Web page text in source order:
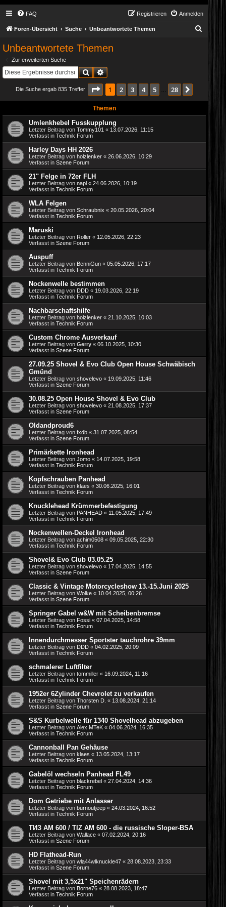
FAQ Anmelden
Registrieren
Foren-Übersicht Suche Unbeantwortete Themen
Unbeantwortete Themen
Zur erweiterten Suche
SucheErweiterte Suche
Die Suche ergab 835 Treffer Seite 1von 28
1 2 3 4 5 28
Themen
Umlenkhebel Fusskupplung
Letzter Beitrag von Tommy101 « 13.07.2026, 11:15
Verfasst in Technik Forum
Harley Days HH 2026
Letzter Beitrag von holzlenker « 26.06.2026, 10:29
Verfasst in Szene Forum
21" Felge in 72er FLH
Letzter Beitrag von napl « 24.06.2026, 10:19
Verfasst in Technik Forum
WLA Felgen
Letzter Beitrag von Schraubnix « 20.05.2026, 20:04
Verfasst in Technik Forum
Maruski
Letzter Beitrag von Roller « 12.05.2026, 22:23
Verfasst in Szene Forum
Auspuff
Letzter Beitrag von BenniGun « 05.05.2026, 17:17
Verfasst in Technik Forum
Nockenwelle bestimmen
Letzter Beitrag von DDD « 19.03.2026, 22:19
Verfasst in Technik Forum
Nachbarschaftshilfe
Letzter Beitrag von holzlenker « 21.10.2025, 10:03
Verfasst in Technik Forum
Custom Chrome Ausverkauf
Letzter Beitrag von Gerry « 06.10.2025, 10:30
Verfasst in Szene Forum
27.09.25 Shovel & Evo Club Open House Schwäbisch
Gmünd
Letzter Beitrag von shovelevo « 19.09.2025, 11:46
Verfasst in Szene Forum
30.08.25 Open House Shovel & Evo Club
Letzter Beitrag von shovelevo « 21.08.2025, 17:37
Verfasst in Szene Forum
Oldandproud6
Letzter Beitrag von fxdb « 31.07.2025, 08:54
Verfasst in Szene Forum
Primärkette Ironhead
Letzter Beitrag von Jomo « 14.07.2025, 19:58
Verfasst in Technik Forum
Kopfschrauben Panhead
Letzter Beitrag von klaes « 30.06.2025, 16:01
Verfasst in Technik Forum
Knucklehead Krümmerbefestigung
Letzter Beitrag von PANHEAD « 11.05.2025, 17:49
Verfasst in Technik Forum
Nockenwellen-Deckel Ironhead
Letzter Beitrag von achim0508 « 09.05.2025, 22:30
Verfasst in Technik Forum
Shovel& Evo Club 03.05.25
Letzter Beitrag von shovelevo « 17.04.2025, 14:55
Verfasst in Szene Forum
Classic & Vintage Motorcycleshow 13.-15.Juni 2025
Letzter Beitrag von Wolke « 10.04.2025, 00:26
Verfasst in Szene Forum
Springer Gabel w&W mit Scheibenbremse
Letzter Beitrag von Fossi « 07.04.2025, 14:58
Verfasst in Technik Forum
Innendurchmesser Sportster tauchrohre 39mm
Letzter Beitrag von DDD « 04.02.2025, 20:09
Verfasst in Technik Forum
schmalerer Luftfilter
Letzter Beitrag von tommiller « 16.09.2024, 11:16
Verfasst in Technik Forum
1952er 6Zylinder Chevrolet zu verkaufen
Letzter Beitrag von Thorsten D. « 13.08.2024, 21:14
Verfasst in Szene Forum
S&S Kurbelwelle für 1340 Shovelhead abzugeben
Letzter Beitrag von Alex MTeK « 04.06.2024, 16:35
Verfasst in Technik Forum
Cannonball Pan Gehäuse
Letzter Beitrag von klaes « 13.05.2024, 13:17
Verfasst in Technik Forum
Gabelöl wechseln Panhead FL49
Letzter Beitrag von blackrebel « 27.04.2024, 14:36
Verfasst in Technik Forum
Dom Getriebe mit Anlasser
Letzter Beitrag von burnoutjeep « 24.03.2024, 16:52
Verfasst in Technik Forum
ТИЗ АM 600 / TIZ AM 600 - die russische Sloper-BSA
Letzter Beitrag von Wallace « 07.02.2024, 20:16
Verfasst in Szene Forum
HD Flathead-Run
Letzter Beitrag von wla44wlknuckle47 « 28.08.2023, 23:33
Verfasst in Szene Forum
Shovel mit 3,5x21" Speichenrädern
Letzter Beitrag von Borne76 « 28.08.2023, 18:47
Verfasst in Technik Forum